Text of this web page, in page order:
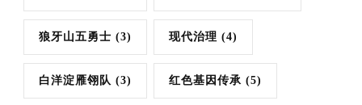
狼牙山五勇士 (3) 现代治理 (4)
白洋淀雁翎队 (3) 红色基因传承 (5)